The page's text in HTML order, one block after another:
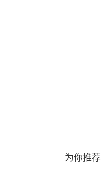
为你推荐